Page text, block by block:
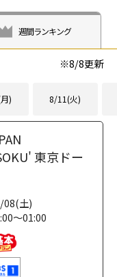
週間ランキング
※8/8更新
) 8/11(火)
東京ドー
08(土)
～01:00